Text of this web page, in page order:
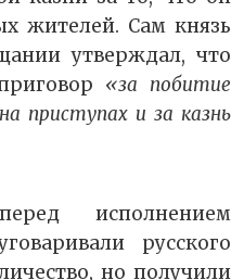
жителей. Сам князь
утверждал, что
«за побитие
приступах и за казнь
исполнением
русского
но получили